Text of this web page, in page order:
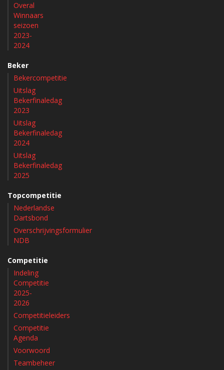
Overal
Winnaars
seizoen
2023-
2024
Beker
Bekercompetitie
Uitslag
Bekerfinaledag
2023
Uitslag
Bekerfinaledag
2024
Uitslag
Bekerfinaledag
2025
Topcompetitie
Nederlandse
Dartsbond
Overschrijvingsformulier
NDB
Competitie
Indeling
Competitie
2025-
2026
Competitieleiders
Competitie
Agenda
Voorwoord
Teambeheer